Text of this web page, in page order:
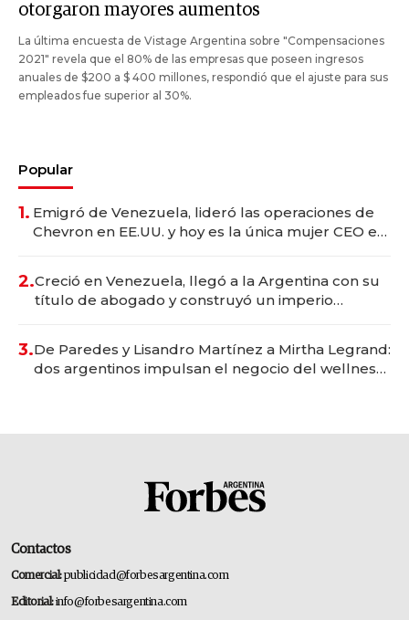
otorgaron mayores aumentos
La última encuesta de Vistage Argentina sobre "Compensaciones
2021" revela que el 80% de las empresas que poseen ingresos
anuales de $200 a $ 400 millones, respondió que el ajuste para sus
empleados fue superior al 30%.
Popular
1. Emigró de Venezuela, lideró las operaciones de
Chevron en EE.UU. y hoy es la única mujer CEO en
2.Creció en Venezuela, llegó a la Argentina con su
título de abogado y construyó un imperio
3.De Paredes y Lisandro Martínez a Mirtha Legrand:
dos argentinos impulsan el negocio del wellness
Contactos
Comercial:publicidad@forbesargentina.com
Editorial:info@forbesargentina.com